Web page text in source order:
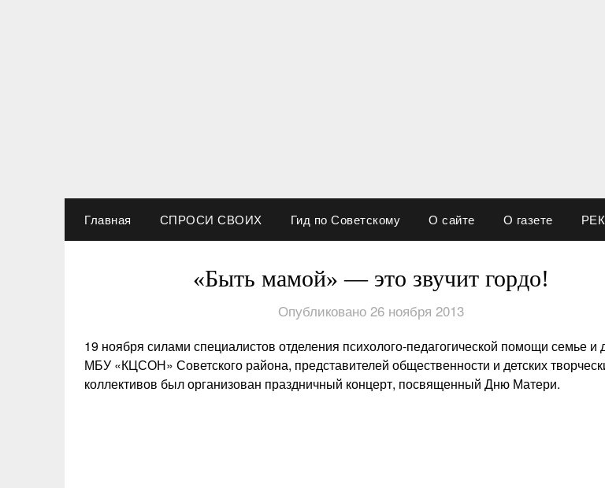
Главная СПРОСИ СВОИХ Гид по Советскому О сайте О газете
«Быть мамой» — это звучит гордо!
Опубликовано 26 ноября 2013
19 ноября силами специалистов отделения психолого-педагогической помощи семье и
МБУ «КЦСОН» Советского района, представителей общественности и детских
коллективов был организован праздничный концерт, посвященный Дню Матери.